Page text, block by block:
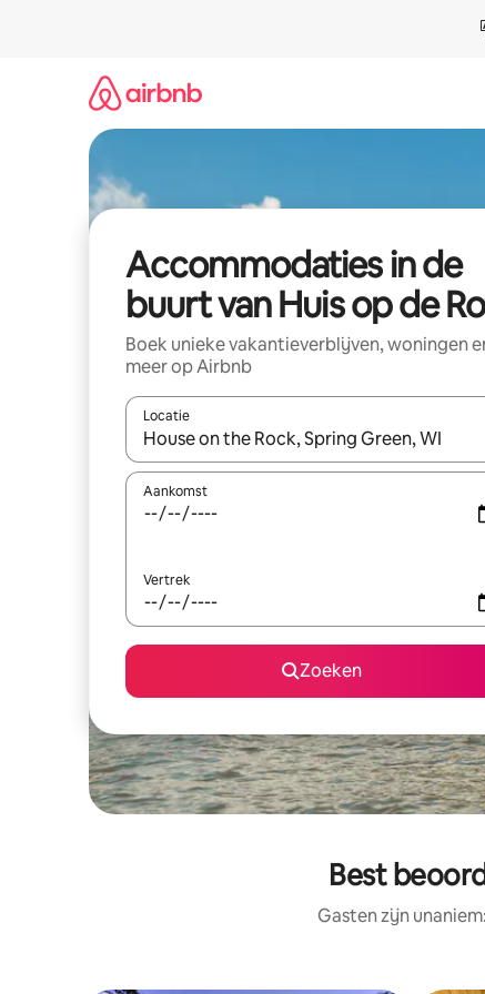
Accommodaties in de
buurt van Huis op de
Boek unieke vakantieverblijven, woningen
meer op Airbnb
Locatie
Wanneer er resultaten beschikbaar zijn, maak
Aankomst
Vertrek
Zoeken
Best
Gasten zijn